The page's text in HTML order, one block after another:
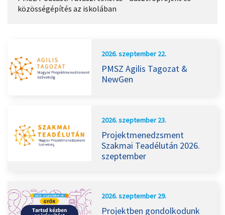
közösségépítés az iskolában
2026. szeptember 22.
PMSZ Agilis Tagozat &
NewGen
2026. szeptember 23.
Projektmenedzsment
Szakmai Teadélután 2026.
szeptember
2026. szeptember 29.
Projektben gondolkodunk